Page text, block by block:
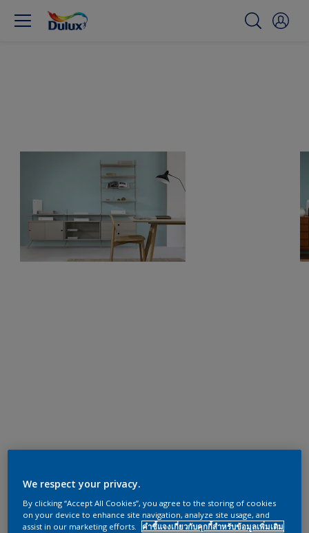
We respect your privacy.
By clicking “Accept All Cookies”, you agree to the storing of cookies
on your device to enhance site navigation, analyze site usage, and
assist in our marketing efforts.
คำชี้แจงเกี่ยวกับคุกกี้สำหรับข้อมูลเพิ่มเติม